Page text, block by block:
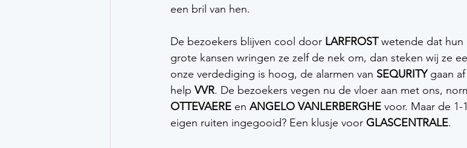
een bril van hen.
De bezoekers blijven cool door LARFROST wetende dat hun
grote kansen wringen ze zelf de nek om, dan steken wij ze
onze verdediging is hoog, de alarmen van SEQURITY gaan
help VVR. De bezoekers vegen nu de vloer aan met ons,
OTTEVAERE en ANGELO VANLERBERGHE voor. Maar de 1-
eigen ruiten ingegooid? Een klusje voor GLASCENTRALE.